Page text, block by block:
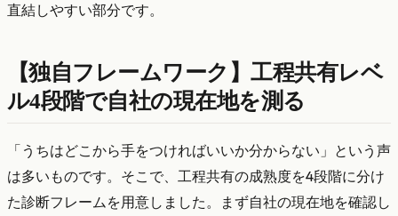
直結しやすい部分です。
【独自フレームワーク】工程共有レベ
ル4段階で自社の現在地を測る
「うちはどこから手をつければいいか分からない」という声
は多いものです。そこで、工程共有の成熟度を4段階に分け
た診断フレームを用意しました。まず自社の現在地を確認し